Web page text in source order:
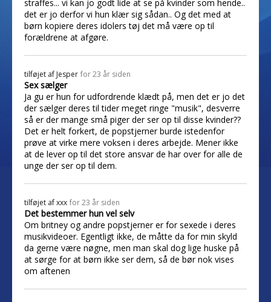
straffes... vi kan jo godt lide at se på kvinder som hende..
det er jo derfor vi hun klær sig sådan.. Og det med at
børn kopiere deres idolers tøj det må være op til
forældrene at afgøre.
tilføjet af Jesper for 23 år siden
Sex sælger
Ja gu er hun for udfordrende klædt på, men det er jo det
der sælger deres til tider meget ringe "musik", desverre
så er der mange små piger der ser op til disse kvinder??
Det er helt forkert, de popstjerner burde istedenfor
prøve at virke mere voksen i deres arbejde. Mener ikke
at de lever op til det store ansvar de har over for alle de
unge der ser op til dem.
tilføjet afxxx for 23 år siden
Det bestemmer hun vel selv
Om britney og andre popstjerner er for sexede i deres
musikvideoer. Egentligt ikke, de måtte da for min skyld
da gerne være nøgne, men man skal dog lige huske på
at sørge for at børn ikke ser dem, så de bør nok vises
om aftenen